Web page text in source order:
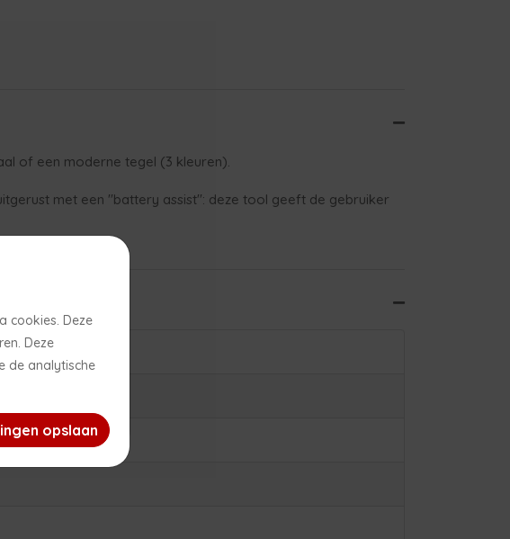
of een moderne tegel (3 kleuren).
met een "battery assist": deze tool geeft de gebruiker
31 augustus
geopend.
cookies. Deze
Deze
de analytische
opslaan